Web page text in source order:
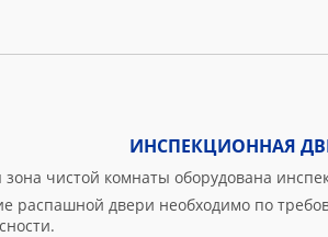
ИНСПЕКЦИОННАЯ
зона чистой комнаты оборудована
распашной двери необходимо по